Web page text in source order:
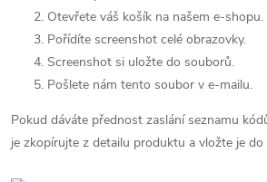
Otevřete váš košík na našem e-shopu.
Pořídíte screenshot celé obrazovky.
Screenshot si uložte do souborů.
Pošlete nám tento soubor v e-mailu.
Pokud dáváte přednost zaslání seznamu
je zkopírujte z detailu produktu a vložte je do